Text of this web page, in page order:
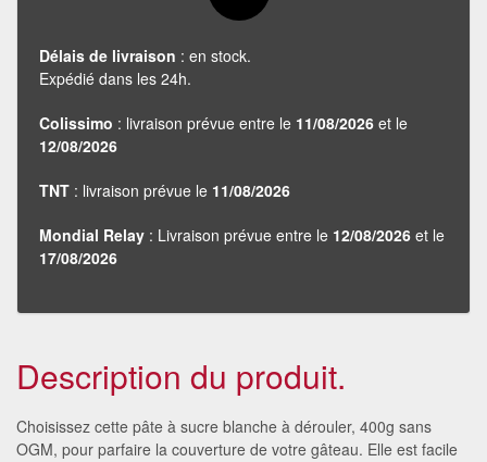
Délais de livraison : en stock.
Expédié dans les 24h.
Colissimo : livraison prévue entre le 11/08/2026 et le
12/08/2026
TNT : livraison prévue le 11/08/2026
Mondial Relay : Livraison prévue entre le 12/08/2026 et le
17/08/2026
Description du produit.
Choisissez cette pâte à sucre blanche à dérouler, 400g sans
OGM, pour parfaire la couverture de votre gâteau. Elle est facile